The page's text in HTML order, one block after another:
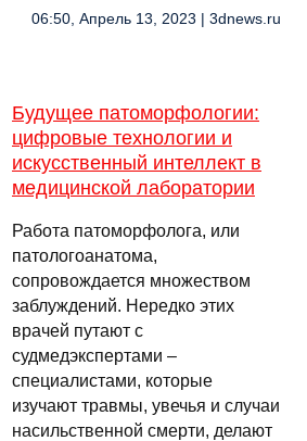
06:50, Апрель 13, 2023 | 3dnews.ru
Будущее патоморфологии:
цифровые технологии и
искусственный интеллект в
медицинской лаборатории
Работа патоморфолога, или
патологоанатома,
сопровождается множеством
заблуждений. Нередко этих
врачей путают с
судмедэкспертами –
специалистами, которые
изучают травмы, увечья и случаи
насильственной смерти, делают